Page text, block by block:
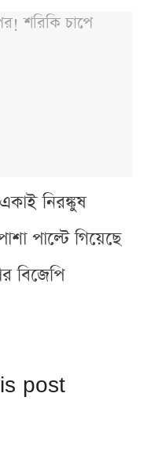
নিরঙ্কুষ
পাল্টে গিয়েছে
বিজেপি
post